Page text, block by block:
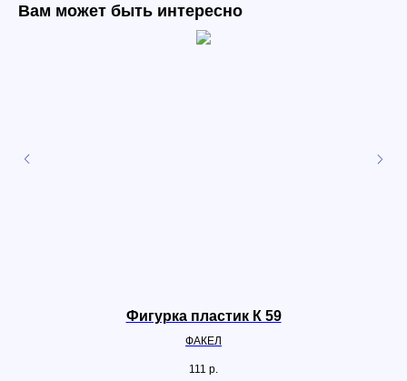
Вам может быть интересно
Фигурка пластик К 59
ФАКЕЛ
111 р.